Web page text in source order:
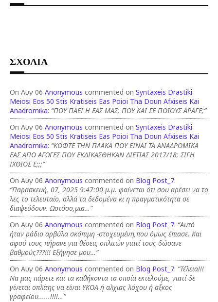
ΣΧΟΛΙΑ
On Αυγ 06 Anonymous commented on Syntaxeis Drastiki
Meiosi Eos 50 Stis Kratiseis Eas Poioi Tha Doun Afxiseis Kai
Anadromika: “ΠΟΥ ΠΑΕΙ Η ΕΑΣ ΜΑΣ; ΠΟΥ ΚΑΙ ΣΕ ΠΟΙΟΥΣ ΑΡΑΓΕ;”
On Αυγ 06 Anonymous commented on Syntaxeis Drastiki
Meiosi Eos 50 Stis Kratiseis Eas Poioi Tha Doun Afxiseis Kai
Anadromika: “ΚΟΦΤΕ ΤΗΝ ΠΛΑΚΑ ΠΟΥ ΕΙΝΑΙ ΤΑ ΑΝΑΔΡΟΜΙΚΑ
ΕΑΣ ΑΠΟ ΑΓΩΓΕΣ ΠΟΥ ΕΚΔΙΚΑΣΘΗΚΑΝ ΔΙΕΤΙΑΣ 2017/18; ΣΙΓΗ
ΙΧΘΙΟΣ Ε;;;”
On Αυγ 06 Anonymous commented on Blog Post_7:
“Παρασκευή, 07, 2025 9:47:00 μ.μ. φαίνεται ότι σου αρέσει να το
λες το τελευταίο, αλλά τα δεδομένα κι η πραγματικότητα σε
διαψεύδουν. Ωστόσο,μια…”
On Αυγ 06 Anonymous commented on Blog Post_7: “Αυτό
ήταν ράδιο αρβύλα σκόπιμη -στοχευμένη,που όμως έπιασε. Και
αφού τους πήρανε για θέσεις οπλιτών γιατί τους δώσανε
βαθμούς???!!! Εξήγησε μου…”
On Αυγ 06 Anonymous commented on Blog Post_7: “Τέλεια!!!
Να μας πάρετε και τα καθήκοντα τα οποία εκτελούμε, γιατί δε
γίνεται οπλίτης να είναι ΥΚΟΑ ή αλχιας λόχου ή αξκος
γραφείου......!!!!…”